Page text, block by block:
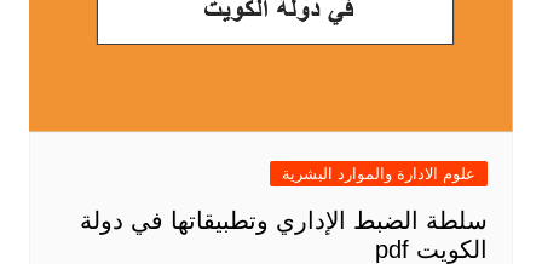
علوم الادارة والموارد البشرية
سلطة الضبط الإداري وتطبيقاتها في دولة
الكويت pdf